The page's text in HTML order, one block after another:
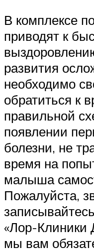
В комплексе
приводят к
развития
необходимо
обратиться к
правильной
появлении
болезни, не
время на
малыша
Пожалуйста,
«Лор-Клиники
мы вам